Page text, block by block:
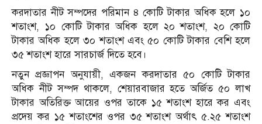
করদাতার নীট সম্পদের পরিমান ৪ কোটি টাকার অধিক হলে ১০
শতাংশ, ১০ কোটি টাকার অধিক হলে ২০ শতাংশ, ২০ কোটি
টাকার অধিক হলে ৩০ শতাংশ এবং ৫০ কোটি টাকার বেশি হলে
৩৫ শতাংশ হারে সারচার্জ দিতে হবে।
নতুন প্রজ্ঞাপন অনুযায়ী, একজন করদাতার ৫০ কোটি টাকার
অধিক নীট সম্পদ থাকলে, শেয়ারবাজার হতে অর্জিত ৫০ লাখ
টাকার অতিরিক্ত আয়ের ওপর তাকে ১৫ শতাংশ হারে কর এবং
প্রদেয় কর ১৫ শতাংশের ওপর ৩৫ শতাংশ অর্থাৎ ৫.২৫ শতাংশ